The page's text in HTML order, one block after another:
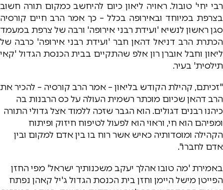
רבי יחי' טובול. ראויה ליאון כיום להיחשב כמקום תורה חשוב
בצרפת במיוחד ובאירופה בכלל – כך אמר הרב חיים קורסיה
סגן ראשון לנשיא 'ועידת רבני אירופה' ורבה של צרפת במעמד
הכתרת הרב דניאל דהאן חבר 'ועידת רבני אירופה' כרבה של
ליאון וחבל אוברן רון אלפ שהתקיים בבית הכנסת הגדול 'קאי
תילסית' בעיר.
"זכיתם, קהילת הקודש בליאון – אמר הרב קורסיה – להכיר את
הרב דהאן שכיום מוכתר רשמית העולה על כס הרבנות בה
כיהנו רבנים דגולים. הוא הגבר שזכה ללמוד אצל גדולי התורה
ומפיהם הוא חי, וראוי הוא לפעול לטיפוח חיזוק ופיתוח
הקהילה ומוסדותיה כאיש אשר רוח בו בין אדם למקום ובין
אדם לחברו".
באמירת 'מה טובו אהלך יעקב משכנותיך ישראל' מפי החזן
הפייטן מישל היימן וחזן בית הכנסת הגדול ג'יל קאהן נפתח